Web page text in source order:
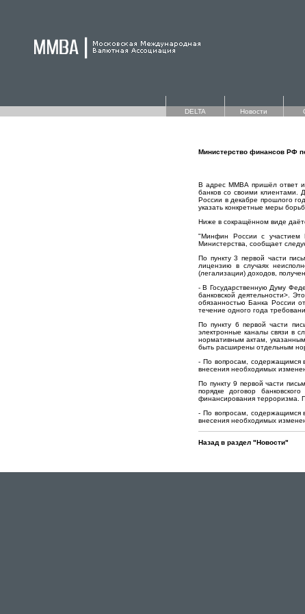
DELTA Новости
Министерство финансов РФ
В адрес ММВА пришёл ответ
банков со своими клиентами.
России в декабре прошлого
указать конкретные меры
Ниже в сокращённом виде
"Минфин России с участием
Министерства, сообщает
По пункту 3 первой части
лицензию в случаях
(легализации) доходов,
- В Государственную Думу
банковской деятельности>.
обязанностью Банка России
течение одного года
По пункту 6 первой части
электронные каналы связи в
нормативным актам,
быть расширены отдельным
- По вопросам, содержащимся
внесения необходимых
По пункту 9 первой части
порядке договор
финансирования терроризма.
- По вопросам, содержащимся
внесения необходимых
Назад в раздел "Новости"